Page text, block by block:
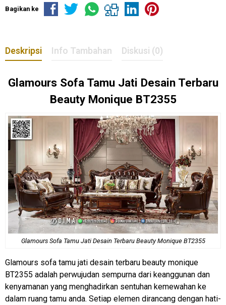
Bagikan ke
Deskripsi Info Tambahan Diskusi (0)
Glamours Sofa Tamu Jati Desain Terbaru
Beauty Monique BT2355
Glamours Sofa Tamu JatiDesain Terbaru Beauty Monique BT2355
Glamours sofa tamu jati desain terbaru beauty monique
BT2355 adalah perwujudan sempurna dari keanggunan dan
kenyamanan yang menghadirkan sentuhan kemewahan ke
dalam ruang tamu anda. Setiap elemen dirancang dengan hati-